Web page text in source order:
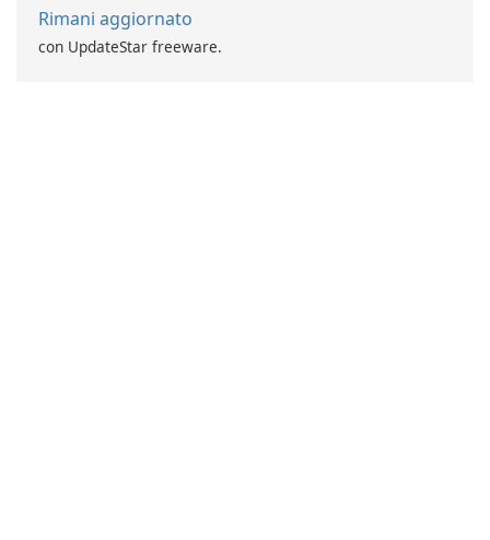
Rimani aggiornato
con UpdateStar freeware.